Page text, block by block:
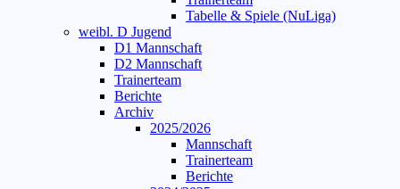
Tabelle & Spiele (NuLiga)
weibl. D Jugend
D1 Mannschaft
D2 Mannschaft
Trainerteam
Berichte
Archiv
2025/2026
Mannschaft
Trainerteam
Berichte